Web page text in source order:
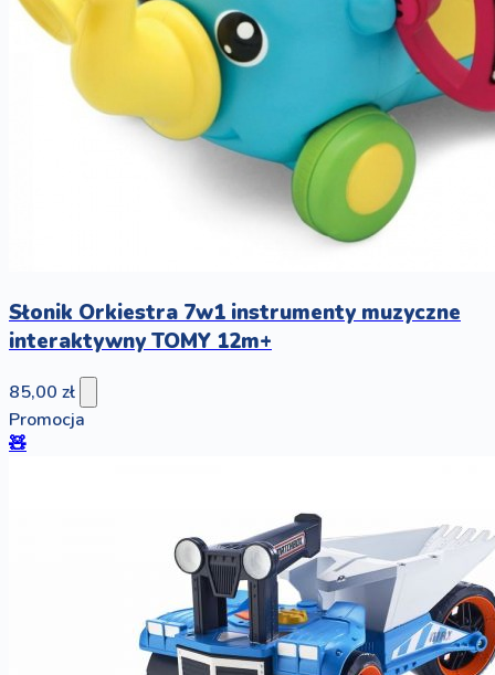
Słonik Orkiestra 7w1 instrumenty muzyczne
interaktywny TOMY 12m+
85,00 zł
Promocja
🧸